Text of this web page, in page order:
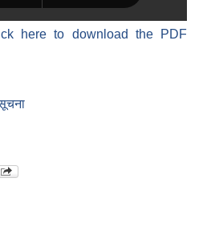
here to download the PDF